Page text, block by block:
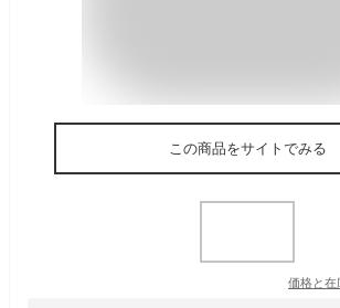
この商品をサイトでみる
価格と在